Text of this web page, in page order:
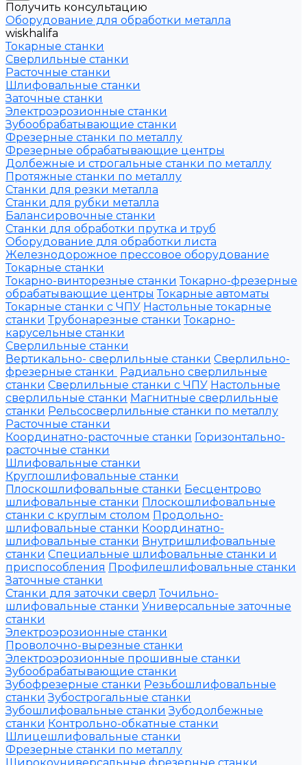
Получить консультацию
Оборудование для обработки металла
wiskhalifa
Токарные станки
Сверлильные станки
Расточные станки
Шлифовальные станки
Заточные станки
Электроэрозионные станки
Зубообрабатывающие станки
Фрезерные станки по металлу
Фрезерные обрабатывающие центры
Долбежные и строгальные станки по металлу
Протяжные станки по металлу
Станки для резки металла
Станки для рубки металла
Балансировочные станки
Станки для обработки прутка и труб
Оборудование для обработки листа
Железнодорожное прессовое оборудование
Токарные станки
Токарно-винторезные станки Токарно-фрезерные
обрабатывающие центры Токарные автоматы
Токарные станки с ЧПУ Настольные токарные
станки Трубонарезные станки Токарно-
карусельные станки
Сверлильные станки
Вертикально- сверлильные станки Сверлильно-
фрезерные станки Радиально сверлильные
станки Сверлильные станки с ЧПУ Настольные
сверлильные станки Магнитные сверлильные
станки Рельсосверлильные станки по металлу
Расточные станки
Координатно-расточные станки Горизонтально-
расточные станки
Шлифовальные станки
Круглошлифовальные станки
Плоскошлифовальные станки Бесцентрово
шлифовальные станки Плоскошлифовальные
станки с круглым столом Продольно-
шлифовальные станки Координатно-
шлифовальные станки Внутришлифовальные
станки Специальные шлифовальные станки и
приспособления Профилешлифовальные станки
Заточные станки
Станки для заточки сверл Точильно-
шлифовальные станки Универсальные заточные
станки
Электроэрозионные станки
Проволочно-вырезные станки
Электроэрозионные прошивные станки
Зубообрабатывающие станки
Зубофрезерные станки Резьбошлифовальные
станки Зубострогальные станки
Зубошлифовальные станки Зубодолбежные
станки Контрольно-обкатные станки
Шлицешлифовальные станки
Фрезерные станки по металлу